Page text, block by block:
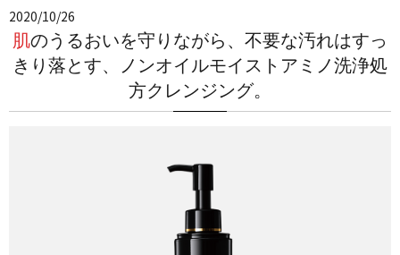
2020/10/26
肌のうるおいを守りながら、不要な汚れはすっ
きり落とす、ノンオイルモイストアミノ洗浄処
方クレンジング。